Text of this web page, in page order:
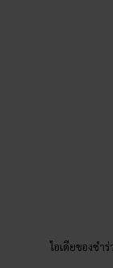
การเลือกของชำ